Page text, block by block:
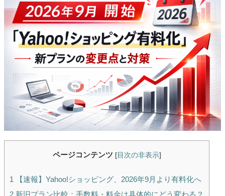
ページコンテンツ [目次の非表示]
1 【速報】Yahoo!ショッピング、2026年9月より有料化へ